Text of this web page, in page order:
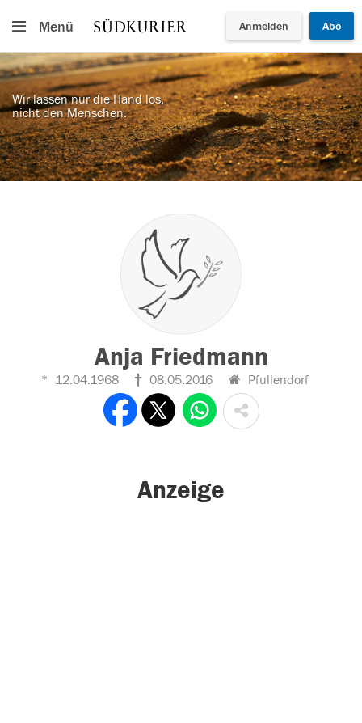
Menü Anmelden Abo
Wir lassen nur die Hand los,
nicht den Menschen.
Anja Friedmann
12.04.1968 08.05.2016 Pfullendorf
Anzeige